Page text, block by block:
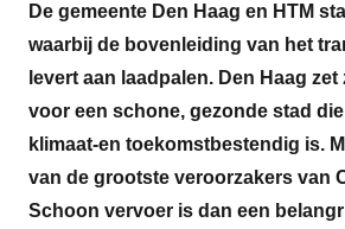
De gemeente Den Haag en HTM
waarbij de bovenleiding van het
levert aan laadpalen. Den Haag
voor een schone, gezonde stad
klimaat-en toekomstbestendig is.
van de grootste veroorzakers van
Schoon vervoer is dan een